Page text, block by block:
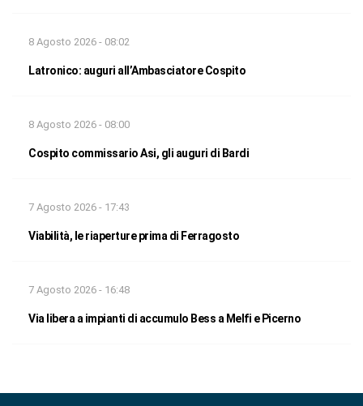
8 Agosto 2026 - 08:02
Latronico: auguri all’Ambasciatore Cospito
8 Agosto 2026 - 08:00
Cospito commissario Asi, gli auguri di Bardi
7 Agosto 2026 - 17:43
Viabilità, le riaperture prima di Ferragosto
7 Agosto 2026 - 16:48
Via libera a impianti di accumulo Bess a Melfi e Picerno